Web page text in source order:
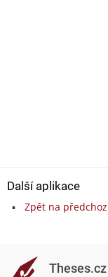
Další aplikace
Zpět na
Theses.cz